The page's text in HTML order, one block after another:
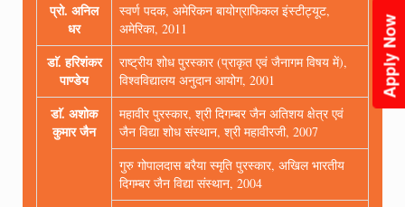
Apply Now
प्रो. अनिल
धर
स्वर्ण पदक, अमेरिकन बायोग्राफिकल इंस्टीट्यूट,
अमेरिका, 2011
डाॅ. हरिशंकर
पाण्डेय
राष्ट्रीय शोध पुरस्कार (प्राकृत एवं जैनागम विषय में),
विश्वविद्यालय अनुदान आयोग, 2001
डाॅ. अशोक
कुमार जैन
महावीर पुरस्कार, श्री दिगम्बर जैन अतिशय क्षेत्र एवं
जैन विद्या शोध संस्थान, श्री महावीरजी, 2007
गुरु गोपालदास बरैया स्मृति पुरस्कार, अखिल भारतीय
दिगम्बर जैन विद्या संस्थान, 2004